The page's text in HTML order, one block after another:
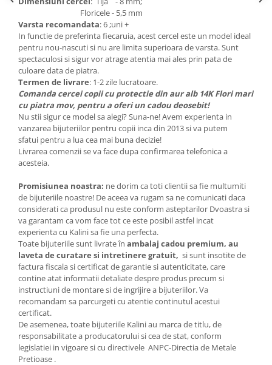
Floricele - 5,5 mm
Varsta recomandata: 6 ;uni +
In functie de preferinta fiecaruia, acest cercel este un model ideal
pentru nou-nascuti si nu are limita superioara de varsta. Sunt
spectaculosi si sigur vor atrage atentia mai ales prin pata de
culoare data de piatra.
Termen de livrare: 1-2 zile lucratoare.
Comanda cercei copii cu protectie din aur alb 14K Flori mari
cu piatra mov, pentru a oferi un cadou deosebit!
Nu stii sigur ce model sa alegi? Suna-ne! Avem experienta in
vanzarea bijuteriilor pentru copii inca din 2013 si va putem
sfatui pentru a lua cea mai buna decizie!
Livrarea comenzii se va face dupa confirmarea telefonica a
acesteia.
Promisiunea noastra: ne dorim ca toti clientii sa fie multumiti
de bijuteriile noastre! De aceea va rugam sa ne comunicati daca
considerati ca produsul nu este conform asteptarilor Dvoastra si
va garantam ca vom face tot ce este posibil astfel incat
experienta cu Kalini sa fie una perfecta.
Toate bijuteriile sunt livrate în ambalaj cadou premium, au
laveta de curatare si intretinere gratuit, si sunt insotite de
factura fiscala si certificat de garantie si autenticitate, care
contine atat informatii detaliate despre produs precum si
instructiuni de montare si de ingrijire a bijuteriilor. Va
recomandam sa parcurgeti cu atentie continutul acestui
certificat.
De asemenea, toate bijuteriile Kalini au marca de titlu, de
responsabilitate a producatorului si cea de stat, conform
legislatiei in vigoare si cu directivele ANPC-Directia de Metale
Pretioase .